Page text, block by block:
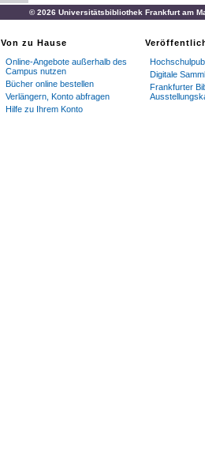
© 2026 Universitätsbibliothek Frankfurt am
Von zu Hause
Online-Angebote außerhalb des
Campus nutzen
Bücher online bestellen
Verlängern, Konto abfragen
Hilfe zu Ihrem Konto
Digitale
Frankfurter